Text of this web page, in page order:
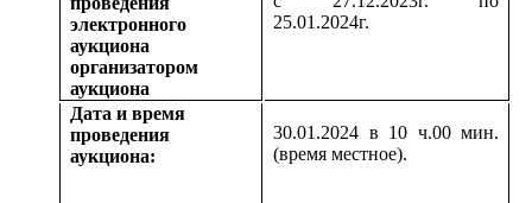
электронного
аукциона
организатором
аукциона
25.01.2024г.
Дата и время
проведения
аукциона:
30.01.2024 в 10 ч.00 мин.
(время местное).